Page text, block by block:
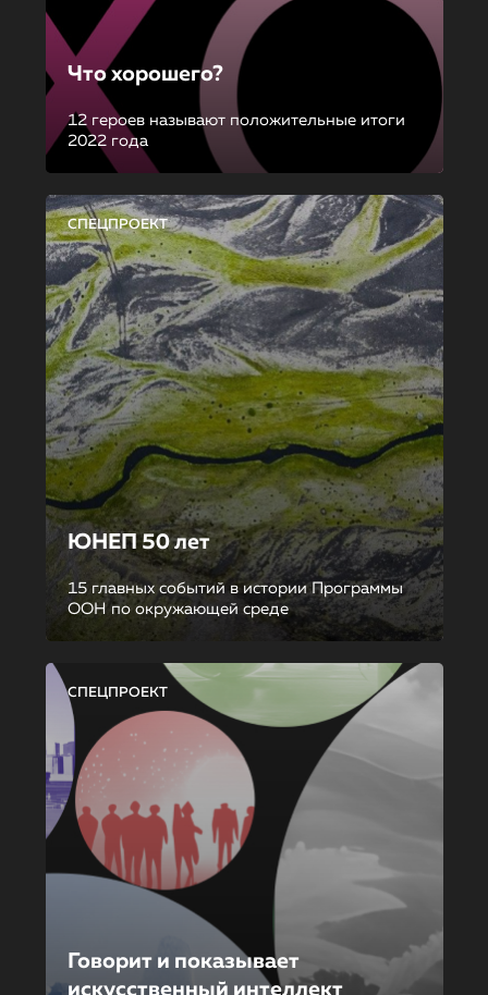
Что хорошего?
12 героев называют положительные итоги
2022 года
СПЕЦПРОЕКТ
ЮНЕП 50 лет
15 главных событий в истории Программы
ООН по окружающей среде
СПЕЦПРОЕКТ
Говорит и показывает
искусственный интеллект